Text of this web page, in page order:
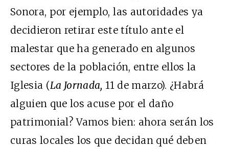
Sonora, por ejemplo, las autoridades ya
decidieron retirar este título ante el
malestar que ha generado en algunos
sectores de la población, entre ellos la
Iglesia (La Jornada, 11 de marzo). ¿Habrá
alguien que los acuse por el daño
patrimonial? Vamos bien: ahora serán los
curas locales los que decidan qué deben